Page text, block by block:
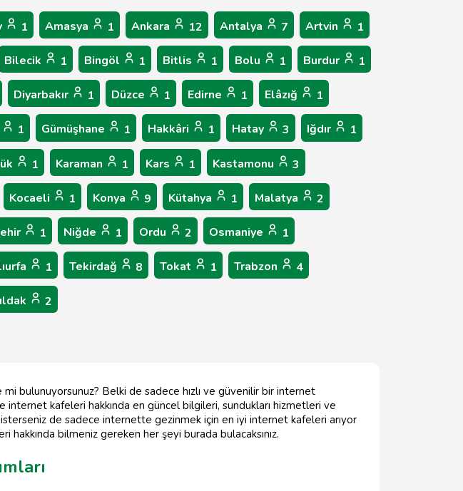
1 Amasya 1 Ankara 12 Antalya 7 Artvin 1
Bilecik 1 Bingöl 1 Bitlis 1 Bolu 1 Burdur 1
Diyarbakır 1 Düzce 1 Edirne 1 Elâzığ 1
1 Gümüşhane 1 Hakkâri 1 Hatay 3 Iğdır 1
1 Karaman 1 Kars 1 Kastamonu 3
Kocaeli 1 Konya 9 Kütahya 1 Malatya 2
1 Niğde 1 Ordu 2 Osmaniye 1
1 Tekirdağ 8 Tokat 1 Trabzon 4
2
bulunuyorsunuz? Belki de sadece hızlı ve güvenilir bir internet
internet kafeleri hakkında en güncel bilgileri, sundukları hizmetleri ve
de sadece internette gezinmek için en iyi internet kafeleri arıyor
bilmeniz gereken her şeyi burada bulacaksınız.